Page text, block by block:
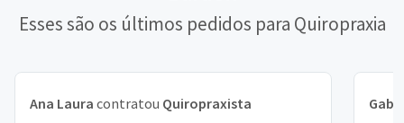
Esses são os últimos pedidos para Quiropraxia
Ana Laura contratou Quiropraxista